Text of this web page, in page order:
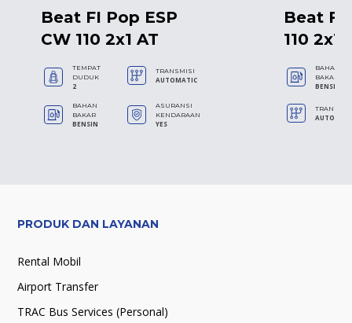
Beat FI Pop ESP
CW 110 2x1 AT
TEMPAT
DUDUK
2
TRANSMISI
AUTOMATIC
BAHAN
BAKAR
BENSIN
ASURANSI
KENDARAAN
YES
Beat FI
110 2x1
BAHAN
BAKAR
BENSIN
PRODUK DAN LAYANAN
Rental Mobil
Airport Transfer
TRAC Bus Services (Personal)